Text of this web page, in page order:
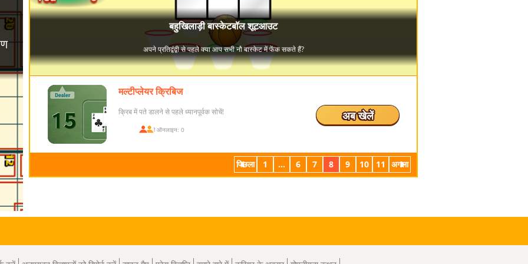
मल्टीप्लेयर क्रिबिज
क्रिब में पते डालने से पहले ध्यानपूर्वक सोचें!
खिलाड़ी ऑनलाइन: 0
अब खेलें
पिछला 1 ... 6 7 8 9 10 11 अगला